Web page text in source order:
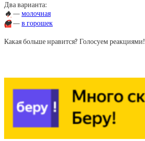
Два варианта:
🔥—молочная
❤️—в горошек
Какая больше нравится? Голосуем реакциями!